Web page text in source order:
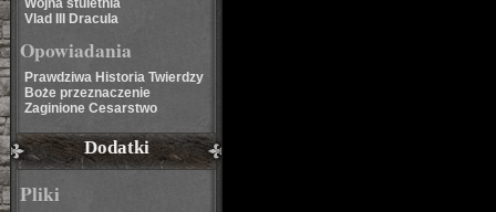
Wojna stuletnia
Vlad III Dracula
Opowiadania
Prawdziwa Historia Twierdzy
Boże przeznaczenie
Zaginione Cesarstwo
Dodatki
Pliki